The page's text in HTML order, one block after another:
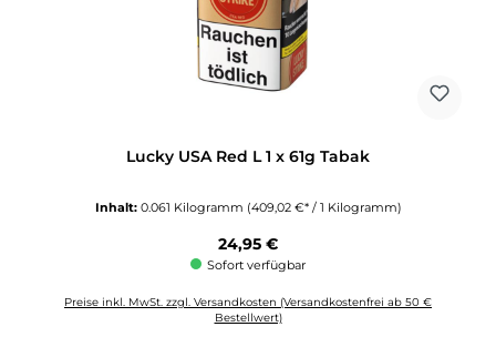
Lucky USA Red L 1 x 61g Tabak
Inhalt: 0.061 Kilogramm (409,02 €* / 1 Kilogramm)
Regulärer Preis:
24,95 €
Sofort verfügbar
Preise inkl. MwSt. zzgl. Versandkosten (Versandkostenfrei ab 50 €
Bestellwert)